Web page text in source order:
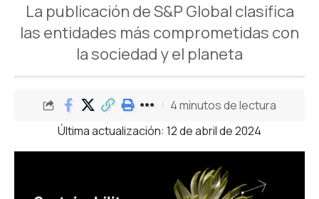
La publicación de S&P Global clasifica
las entidades más comprometidas con
la sociedad y el planeta
Última actualización: 12 de abril de 2024
4 minutos de lectura